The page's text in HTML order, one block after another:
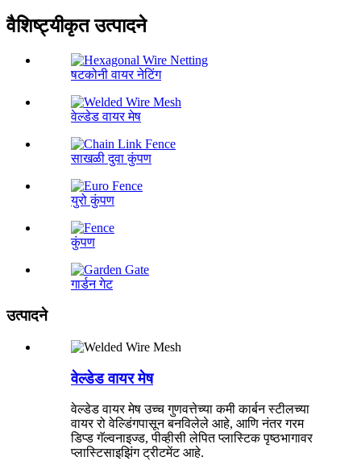
वैशिष्ट्यीकृत उत्पादने
षटकोनी वायर नेटिंग
वेल्डेड वायर मेष
साखळी दुवा कुंपण
युरो कुंपण
कुंपण
गार्डन गेट
उत्पादने
वेल्डेड वायर मेष
वेल्डेड वायर मेष उच्च गुणवत्तेच्या कमी कार्बन स्टीलच्या
वायर रो वेल्डिंगपासून बनविलेले आहे, आणि नंतर गरम
डिप्ड गॅल्वनाइज्ड, पीव्हीसी लेपित प्लास्टिक पृष्ठभागावर
प्लास्टिसाइझिंग ट्रीटमेंट आहे.